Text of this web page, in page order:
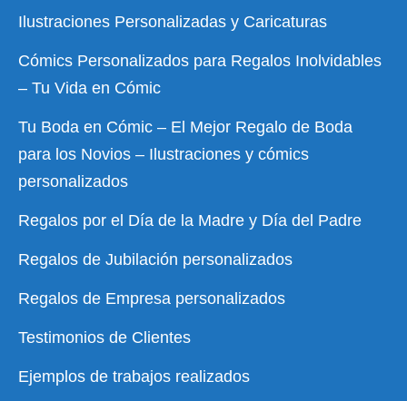
Ilustraciones Personalizadas y Caricaturas
Cómics Personalizados para Regalos Inolvidables
– Tu Vida en Cómic
Tu Boda en Cómic – El Mejor Regalo de Boda
para los Novios – Ilustraciones y cómics
personalizados
Regalos por el Día de la Madre y Día del Padre
Regalos de Jubilación personalizados
Regalos de Empresa personalizados
Testimonios de Clientes
Ejemplos de trabajos realizados